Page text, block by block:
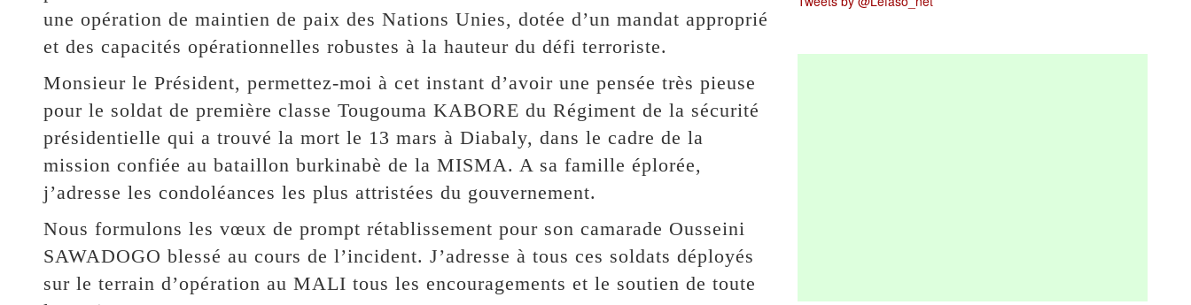
une opération de maintien de paix des Nations Unies, dotée d’un mandat approprié
et des capacités opérationnelles robustes à la hauteur du défi terroriste.
Monsieur le Président, permettez-moi à cet instant d’avoir une pensée très pieuse
pour le soldat de première classe Tougouma KABORE du Régiment de la sécurité
présidentielle qui a trouvé la mort le 13 mars à Diabaly, dans le cadre de la
mission confiée au bataillon burkinabè de la MISMA. A sa famille éplorée,
j’adresse les condoléances les plus attristées du gouvernement.
Nous formulons les vœux de prompt rétablissement pour son camarade Ousseini
SAWADOGO blessé au cours de l’incident. J’adresse à tous ces soldats déployés
sur le terrain d’opération au MALI tous les encouragements et le soutien de toute